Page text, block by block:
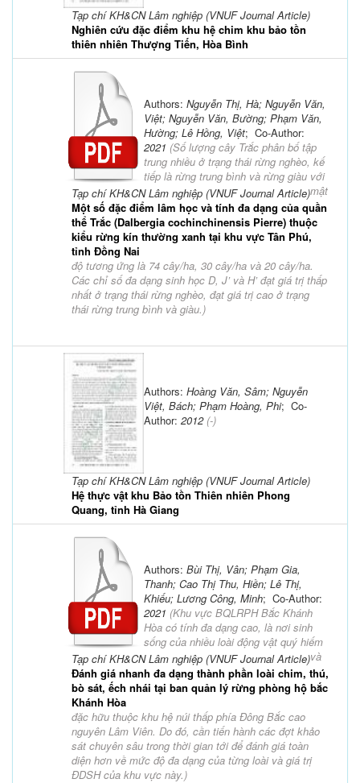
Tạp chí KH&CN Lâm nghiệp (VNUF Journal Article)
Nghiên cứu đặc điểm khu hệ chim khu bảo tồn
thiên nhiên Thượng Tiến, Hòa Bình
Tạp chí KH&CN Lâm nghiệp (VNUF Journal Article)
Một số đặc điểm lâm học và tính đa dạng của quần
thể Trắc (Dalbergia cochinchinensis Pierre) thuộc
kiểu rừng kín thường xanh tại khu vực Tân Phú,
tỉnh Đồng Nai
Authors: Nguyễn Thị, Hà; Nguyễn Văn,
Việt; Nguyễn Văn, Bường; Phạm Văn,
Hường; Lê Hồng, Việt; Co-Author:
2021 (Số lượng cây Trắc phân bố tập
trung nhiều ở trạng thái rừng nghèo, kế
tiếp là rừng trung bình và rừng giàu với
mật
độ tương ứng là 74 cây/ha, 30 cây/ha và 20 cây/ha.
Các chỉ số đa dạng sinh học D, J’ và H’ đạt giá trị thấp
nhất ở trạng thái rừng nghèo, đạt giá trị cao ở trạng
thái rừng trung bình và giàu.)
Tạp chí KH&CN Lâm nghiệp (VNUF Journal Article)
Hệ thực vật khu Bảo tồn Thiên nhiên Phong
Quang, tỉnh Hà Giang
Authors: Hoàng Văn, Sâm; Nguyễn
Việt, Bách; Phạm Hoàng, Phi; Co-
Author: 2012(-)
Tạp chí KH&CN Lâm nghiệp (VNUF Journal Article)
Đánh giá nhanh đa dạng thành phần loài chim, thú,
bò sát, ếch nhái tại ban quản lý rừng phòng hộ bắc
Khánh Hòa
Authors: Bùi Thị, Vân; Phạm Gia,
Thanh; Cao Thị Thu, Hiền; Lê Thị,
Khiếu; Lương Công, Minh; Co-Author:
2021 (Khu vực BQLRPH Bắc Khánh
Hòa có tính đa dạng cao, là nơi sinh
sống của nhiều loài động vật quý hiếm
và
đặc hữu thuộc khu hệ núi thấp phía Đông Bắc cao
nguyên Lâm Viên. Do đó, cần tiến hành các đợt khảo
sát chuyên sâu trong thời gian tới để đánh giá toàn
diện hơn về mức độ đa dạng của từng loài và giá trị
ĐDSH của khu vực này.)